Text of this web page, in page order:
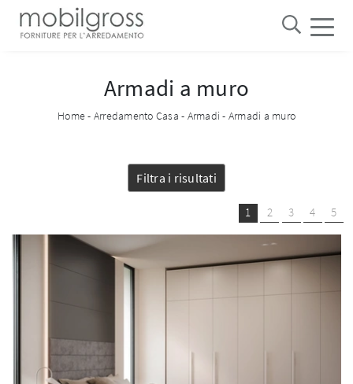
Armadi a muro
Home- Arredamento Casa - Armadi - Armadi a muro
Filtra i risultati
1 2 3 4 5